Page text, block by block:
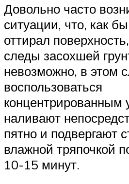
Довольно часто
ситуации, что, как
оттирал
следы засохшей
невозможно, в этом
воспользоваться
концентрированным
наливают
пятно и подвергают
влажной тряпочкой
10-15 минут.